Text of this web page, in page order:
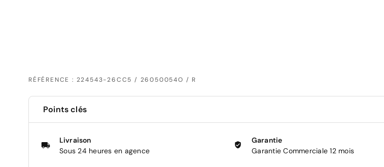
RÉFÉRENCE : 224543-26CC5 / 26050054O / R
Points clés
Livraison
Sous 24 heures en agence
Garantie
Garantie Commerciale 12 mois